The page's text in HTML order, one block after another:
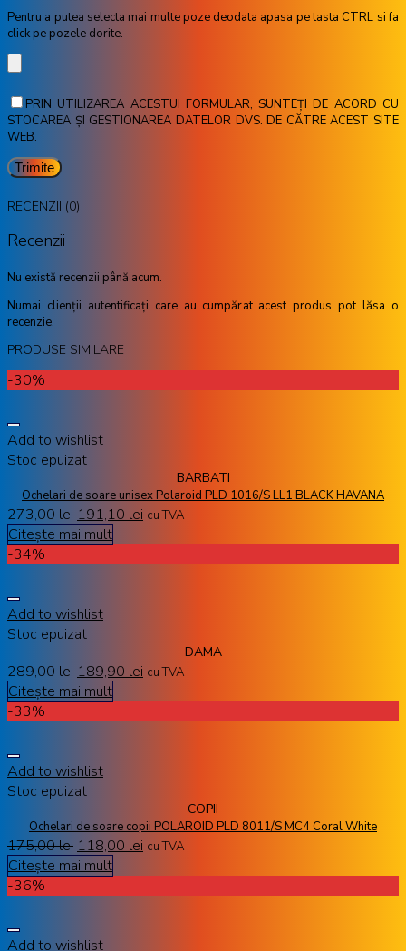
Pentru a putea selecta mai multe poze deodata apasa pe tasta CTRL si fa
click pe pozele dorite.
PRIN UTILIZAREA ACESTUI FORMULAR, SUNTEȚI DE ACORD CU
STOCAREA ȘI GESTIONAREA DATELOR DVS. DE CĂTRE ACEST SITE
WEB.
RECENZII (0)
Recenzii
Nu există recenzii până acum.
Numai clienții autentificați care au cumpărat acest produs pot lăsa o
recenzie.
PRODUSE SIMILARE
-30%
Add to wishlist
Stoc epuizat
BARBATI
Ochelari de soare unisex Polaroid PLD 1016/S LL1 BLACK HAVANA
273,00lei 191,10 lei cu TVA
Citește mai mult
-34%
Add to wishlist
Stoc epuizat
DAMA
289,00lei 189,90 lei cu TVA
Citește mai mult
-33%
Add to wishlist
Stoc epuizat
COPII
Ochelari de soare copii POLAROID PLD 8011/S MC4 Coral White
175,00lei 118,00 lei cu TVA
Citește mai mult
-36%
Add to wishlist